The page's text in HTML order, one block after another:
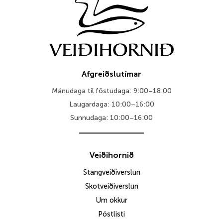
Afgreiðslutímar
Mánudaga til föstudaga: 9:00–18:00
Laugardaga: 10:00–16:00
Sunnudaga: 10:00–16:00
Veiðihornið
Stangveiðiverslun
Skotveiðiverslun
Um okkur
Póstlisti